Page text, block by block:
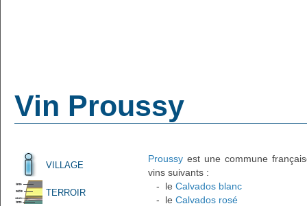
Vin Proussy
VILLAGE
TERROIR
Proussy est une commune
vins suivants :
- le Calvados blanc
- le Calvados rosé